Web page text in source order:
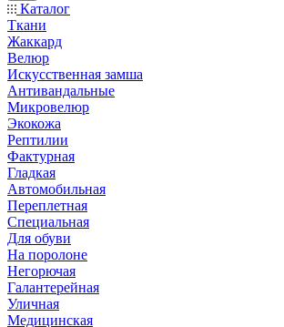
Каталог
Ткани
Жаккард
Велюр
Искусственная замша
Антивандальные
Микровелюр
Экокожа
Рептилии
Фактурная
Гладкая
Автомобильная
Переплетная
Специальная
Для обуви
На поролоне
Негорючая
Галантерейная
Уличная
Медицинская